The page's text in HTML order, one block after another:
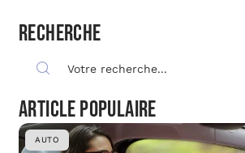
Recherche
Article populaire
AUTO